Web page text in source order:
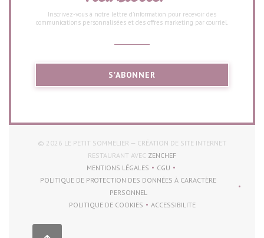
Inscrivez-vous à notre lettre d'information pour recevoir des
communications personnalisées et des offres marketing par courriel.
S'ABONNER
© 2026 LE PETIT SOMMELIER — CRÉATION DE SITE INTERNET
RESTAURANT AVEC ZENCHEF((OUVRE UNE NOUVELLE
MENTIONS LÉGALES
((OUVRE UNE NOUVELLE FENÊTRE))
CGU
((OUVRE UNE NOUVELLE
POLITIQUE DE PROTECTION DES DONNÉES À CARACTÈRE
PERSONNEL((OUVRE UNE NOUVELLE FENÊTRE))
POLITIQUE DE COOKIES
((OUVRE UNE NOUVELLE FENÊTRE))
ACCESSIBILITE
((OUVRE UNE NOUVELLE